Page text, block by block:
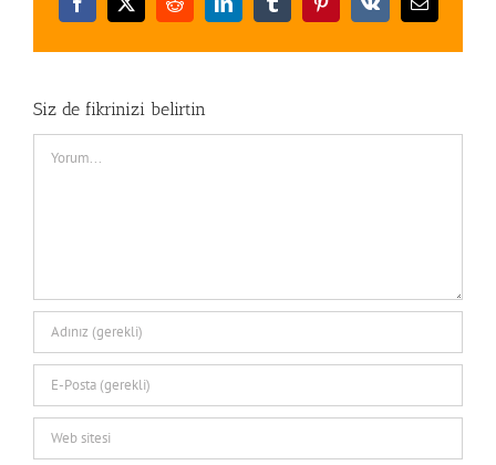
Facebook
X RedditLinkedInTumblrPinterest
Vk
E-
Siz de fikrinizi belirtin